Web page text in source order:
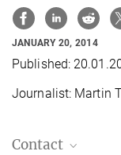
JANUARY 20, 2014
Published:
Journalist: Martin
Contact